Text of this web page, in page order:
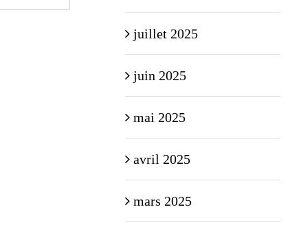
juillet 2025
juin 2025
mai 2025
avril 2025
mars 2025